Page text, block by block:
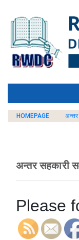
HOMEPAGE अन्तर
अन्तर सहकारी
Please